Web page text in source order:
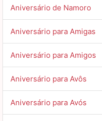
Aniversário de Namoro
Aniversário para Amigas
Aniversário para Amigos
Aniversário para Avôs
Aniversário para Avós